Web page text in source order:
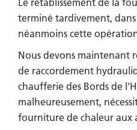
terminé tardivement,
néanmoins cette
Nous devons maintenant
de raccordement
chaufferie des Bords de
malheureusement,
fourniture de chaleur aux